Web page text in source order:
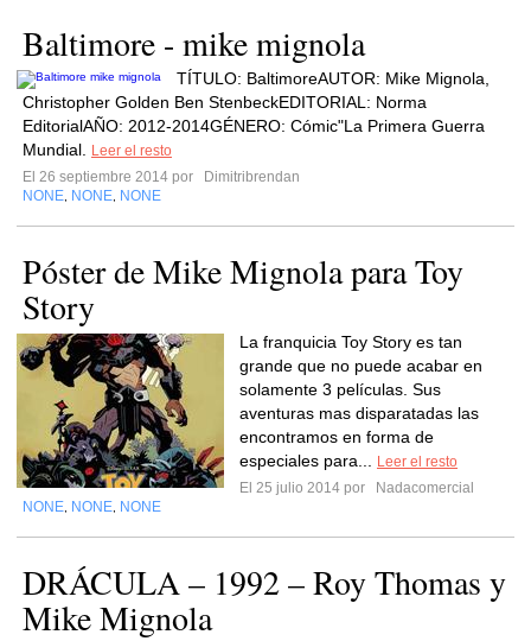
Baltimore - mike mignola
TÍTULO: BaltimoreAUTOR: Mike Mignola,
Christopher Golden Ben StenbeckEDITORIAL: Norma
EditorialAÑO: 2012-2014GÉNERO: Cómic"La Primera Guerra
Mundial.
Leer el resto
El 26 septiembre 2014 por
Dimitribrendan
NONE NONE NONE
Póster de Mike Mignola para Toy
Story
La franquicia Toy Story es tan
grande que no puede acabar en
solamente 3 películas. Sus
aventuras mas disparatadas las
encontramos en forma de
especiales para...
Leer el resto
El 25 julio 2014 por
Nadacomercial
NONE NONE NONE
DRÁCULA – 1992 – Roy Thomas y
Mike Mignola